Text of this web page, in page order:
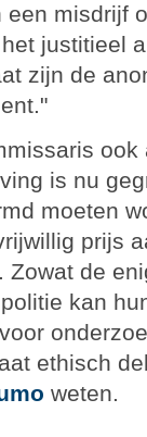
misdrijf
justitieel
zijn de
is nu
moeten
prijs
de
kan
ethisch
weten.